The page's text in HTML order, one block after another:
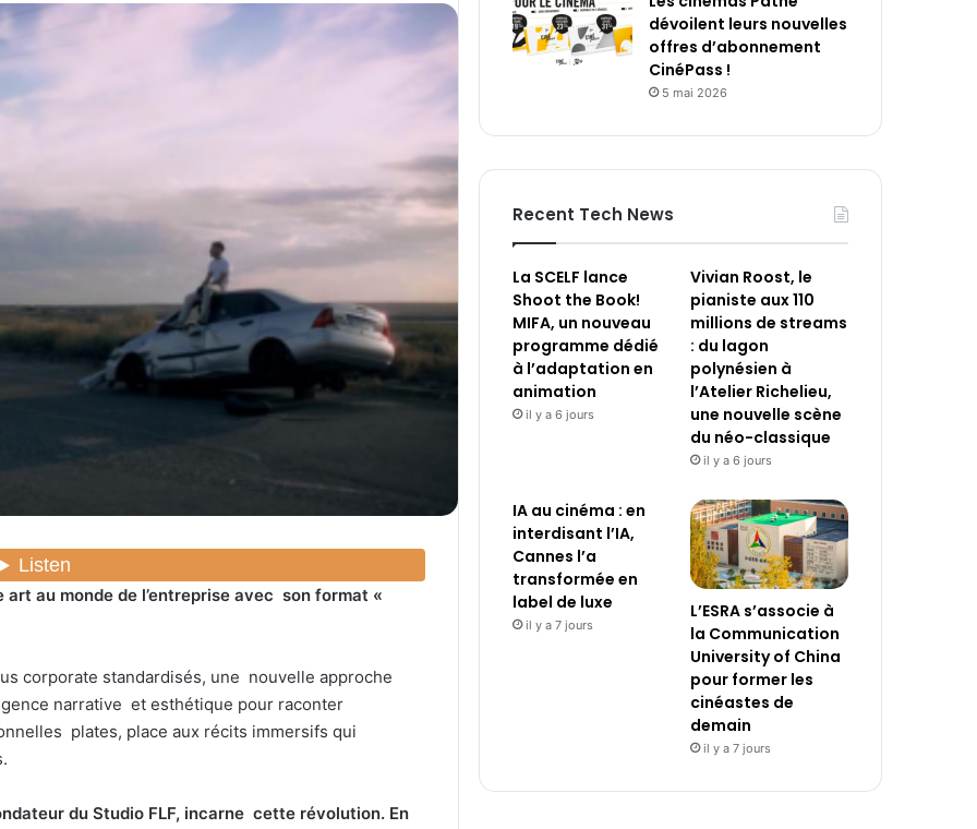
au monde de l’entreprise avec son format «
corporate standardisés, une nouvelle approche
narrative et esthétique pour raconter
plates, place aux récits immersifs qui
du Studio FLF, incarne cette révolution. En
dévoilent leurs nouvelles
offres d’abonnement
CinéPass !
5 mai 2026
Recent Tech News
La SCELF lance
Shoot the Book!
MIFA, un nouveau
programme dédié
à l’adaptation en
animation
il y a 6 jours
Vivian Roost, le
pianiste aux 110
millions de streams
: du lagon
polynésien à
l’Atelier Richelieu,
une nouvelle scène
du néo-classique
il y a 6 jours
IA au cinéma : en
interdisant l’IA,
Cannes l’a
transformée en
label de luxe
il y a 7 jours
L’ESRA s’associe à
la Communication
University of China
pour former les
cinéastes de
demain
il y a 7 jours